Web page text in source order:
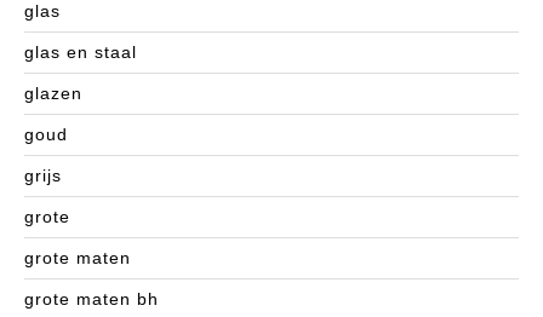
glas
glas en staal
glazen
goud
grijs
grote
grote maten
grote maten bh